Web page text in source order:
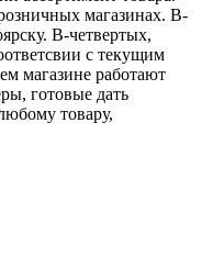
магазинах. В-
В-четвертых,
с текущим
магазине работают
готовые дать
товару,